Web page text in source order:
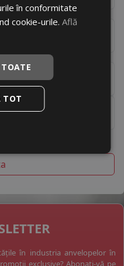
în industria anvelopelor în
în conformitate
cookie-urile.Află
TOT